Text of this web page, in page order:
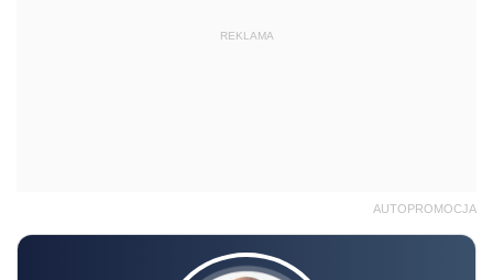
REKLAMA
AUTOPROMOCJA